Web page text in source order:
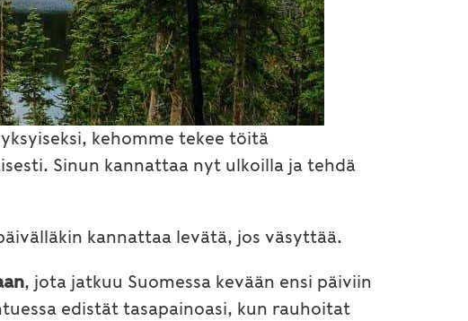
kehomme tekee töitä
Sinun kannattaa nyt ulkoilla ja tehdä
kannattaa levätä, jos väsyttää.
, jota jatkuu Suomessa kevään ensi päiviin
edistät tasapainoasi, kun rauhoitat